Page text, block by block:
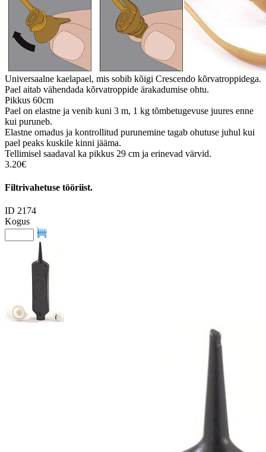
Universaalne kaelapael, mis sobib kõigi Crescendo kõrvatroppidega.
Pael aitab vähendada kõrvatroppide ärakadumise ohtu.
Pikkus 60cm
Pael on elastne ja venib kuni 3 m, 1 kg tõmbetugevuse juures enne
kui puruneb.
Elastne omadus ja kontrollitud purunemine tagab ohutuse juhul kui
pael peaks kuskile kinni jääma.
Tellimisel saadaval ka pikkus 29 cm ja erinevad värvid.
3.20€
Filtrivahetuse tööriist.
ID 2174
Kogus